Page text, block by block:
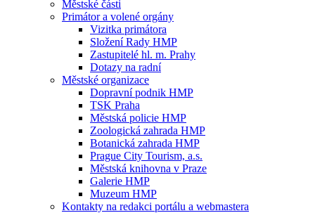
Městské části
Primátor a volené orgány
Vizitka primátora
Složení Rady HMP
Zastupitelé hl. m. Prahy
Dotazy na radní
Městské organizace
Dopravní podnik HMP
TSK Praha
Městská policie HMP
Zoologická zahrada HMP
Botanická zahrada HMP
Prague City Tourism, a.s.
Městská knihovna v Praze
Galerie HMP
Muzeum HMP
Kontakty na redakci portálu a webmastera